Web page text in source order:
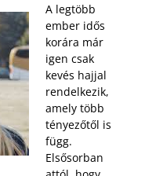
A legtöbb
ember idős
korára már
igen csak
kevés hajjal
rendelkezik,
amely több
tényezőtől is
függ.
Elsősorban